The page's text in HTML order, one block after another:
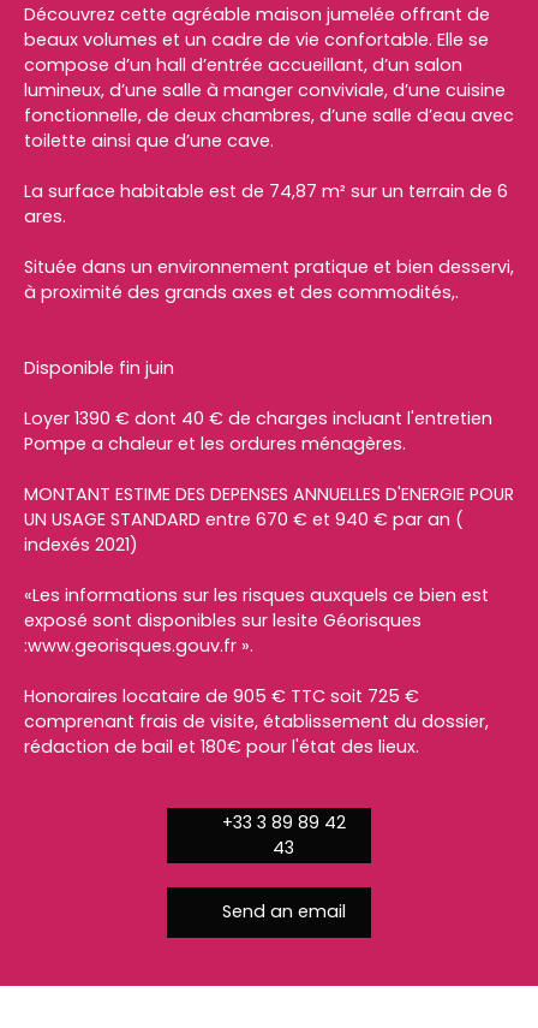
Découvrez cette agréable maison jumelée offrant de
beaux volumes et un cadre de vie confortable. Elle se
compose d’un hall d’entrée accueillant, d’un salon
lumineux, d’une salle à manger conviviale, d’une cuisine
fonctionnelle, de deux chambres, d’une salle d’eau avec
toilette ainsi que d’une cave.
La surface habitable est de 74,87 m² sur un terrain de 6
ares.
Située dans un environnement pratique et bien desservi,
à proximité des grands axes et des commodités,.
Disponible fin juin
Loyer 1390 € dont 40 € de charges incluant l'entretien
Pompe a chaleur et les ordures ménagères.
MONTANT ESTIME DES DEPENSES ANNUELLES D'ENERGIE POUR
UN USAGE STANDARD entre 670 € et 940 € par an (
indexés 2021)
«Les informations sur les risques auxquels ce bien est
exposé sont disponibles sur lesite Géorisques
:www.georisques.gouv.fr ».
Honoraires locataire de 905 € TTC soit 725 €
comprenant frais de visite, établissement du dossier,
rédaction de bail et 180€ pour l'état des lieux.
+33 3 89 89 42
43
Send an email